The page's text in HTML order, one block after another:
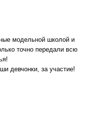
модельной школой и
точно передали всю
девчонки, за участие!